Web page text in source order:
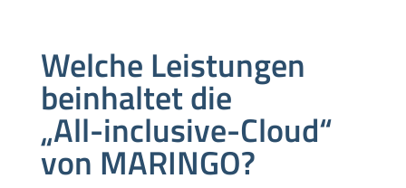
Welche Leistungen
beinhaltet die
„All-inclusive-Cloud“
von MARINGO?